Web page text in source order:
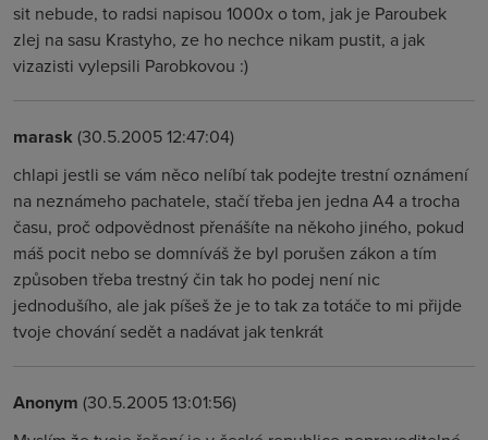
sit nebude, to radsi napisou 1000x o tom, jak je Paroubek
zlej na sasu Krastyho, ze ho nechce nikam pustit, a jak
vizazisti vylepsili Parobkovou :)
marask (30.5.2005 12:47:04)
chlapi jestli se vám něco nelíbí tak podejte trestní oznámení
na neznámeho pachatele, stačí třeba jen jedna A4 a trocha
času, proč odpovědnost přenášíte na někoho jiného, pokud
máš pocit nebo se domníváš že byl porušen zákon a tím
způsoben třeba trestný čin tak ho podej není nic
jednodušího, ale jak píšeš že je to tak za totáče to mi přijde
tvoje chování sedět a nadávat jak tenkrát
Anonym (30.5.2005 13:01:56)